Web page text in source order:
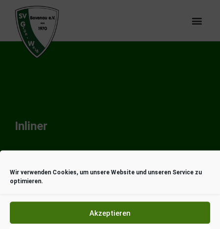
Wir verwenden Cookies, um unsere Website und unseren Service zu
optimieren.
Akzeptieren
Inliner
Inlinern